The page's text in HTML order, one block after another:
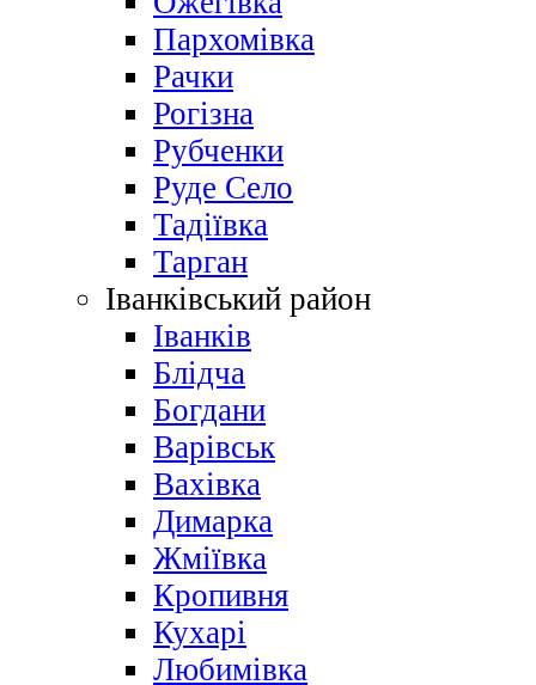
Пархомівка
Рачки
Рогізна
Рубченки
Руде Село
Тадіївка
Тарган
Іванківський район
Іванків
Блідча
Богдани
Варівськ
Вахівка
Димарка
Жміївка
Кропивня
Кухарі
Любимівка